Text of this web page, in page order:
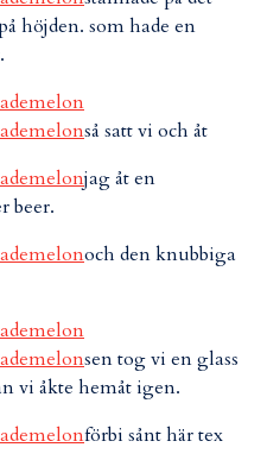
höjden. som hade en
så satt vi och åt
jag åt en
beer.
och den knubbiga
sen tog vi en glass
vi åkte hemåt igen.
förbi sånt här tex